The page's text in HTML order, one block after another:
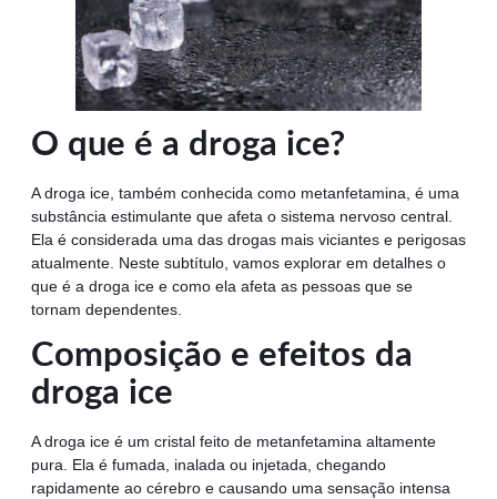
O que é a droga ice?
A droga ice, também conhecida como metanfetamina, é uma
substância estimulante que afeta o sistema nervoso central.
Ela é considerada uma das drogas mais viciantes e perigosas
atualmente. Neste subtítulo, vamos explorar em detalhes o
que é a droga ice e como ela afeta as pessoas que se
tornam dependentes.
Composição e efeitos da
droga ice
A droga ice é um cristal feito de metanfetamina altamente
pura. Ela é fumada, inalada ou injetada, chegando
rapidamente ao cérebro e causando uma sensação intensa